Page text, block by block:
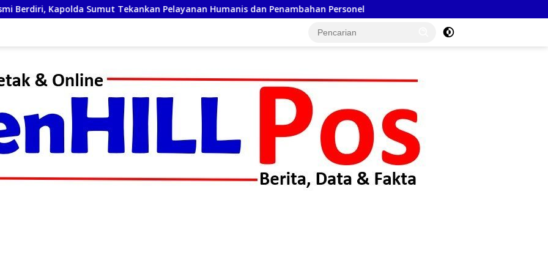
Pelayanan Humanis dan Penambahan Personel